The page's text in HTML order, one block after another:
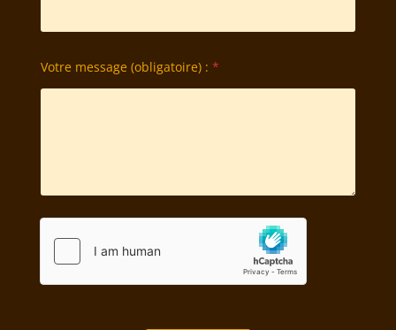
Votre message (obligatoire) : *